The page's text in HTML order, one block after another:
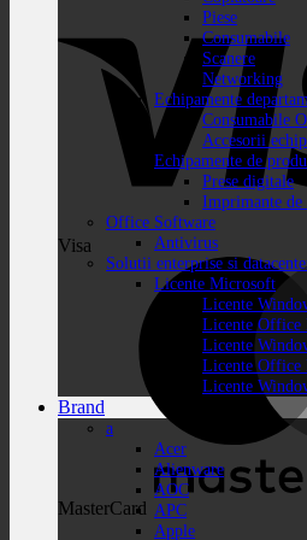
Visa
MasterCard
Piese
Consumabile
Scanere
Networking
Echipamente
Consumabile
Accesorii
Echipamente de
Prese digitale
Imprimante
Office Software
Antivirus
Solutii enterprise si
Licente Microsoft
Licente
Licente Office
Licente
Licente Office
Licente
Brand
a
Acer
Alienware
AOC
APC
Apple